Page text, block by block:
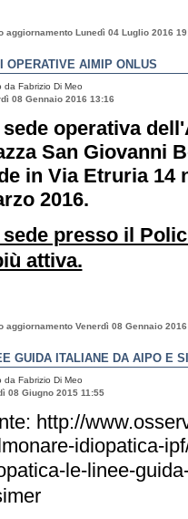
aggiornamento Lunedì 04 Luglio 2016
OPERATIVE AIMIP ONLUS
da Fabrizio Di Meo
08 Gennaio 2016 13:16
sede operativa
San Giovanni
in Via Etruria 14
2016.
sede presso il
attiva.
aggiornamento Venerdì 08 Gennaio
GUIDA ITALIANE DA AIPO E
da Fabrizio Di Meo
08 Giugno 2015 11:55
http://
idiopatica-
le-linee-